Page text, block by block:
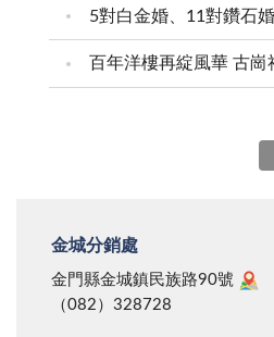
百年洋樓再綻風華 古
金城分銷處
金門縣金城鎮民族路90號
（082）328728